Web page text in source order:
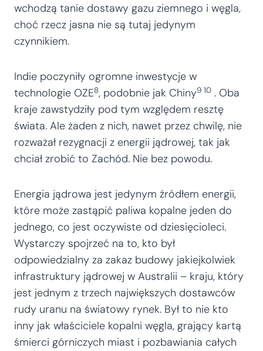
wchodzą tanie dostawy gazu ziemnego i węgla,
choć rzecz jasna nie są tutaj jedynym
czynnikiem.
Indie poczyniły ogromne inwestycje w
technologie OZE8, podobnie jak Chiny9 10 . Oba
kraje zawstydziły pod tym względem resztę
świata. Ale żaden z nich, nawet przez chwilę, nie
rozważał rezygnacji z energii jądrowej, tak jak
chciał zrobić to Zachód. Nie bez powodu.
Energia jądrowa jest jedynym źródłem energii,
które może zastąpić paliwa kopalne jeden do
jednego, co jest oczywiste od dziesięcioleci.
Wystarczy spojrzeć na to, kto był
odpowiedzialny za zakaz budowy jakiejkolwiek
infrastruktury jądrowej w Australii – kraju, który
jest jednym z trzech największych dostawców
rudy uranu na światowy rynek. Był to nie kto
inny jak właściciele kopalni węgla, grający kartą
śmierci górniczych miast i pozbawiania całych